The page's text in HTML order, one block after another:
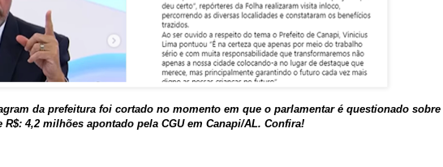
da prefeitura foi cortado no momento em que o parlamentar é questionado sobre
R$: 4,2 milhões apontado pela CGU em Canapi/AL. Confira!